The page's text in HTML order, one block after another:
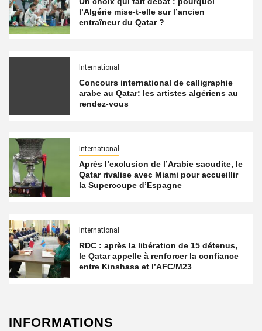
l’Algérie mise-t-elle sur l’ancien
entraîneur du Qatar ?
International
Concours international de calligraphie
arabe au Qatar: les artistes algériens au
rendez-vous
International
Après l’exclusion de l’Arabie saoudite, le
Qatar rivalise avec Miami pour accueillir
la Supercoupe d’Espagne
International
RDC : après la libération de 15 détenus,
le Qatar appelle à renforcer la confiance
entre Kinshasa et l’AFC/M23
INFORMATIONS